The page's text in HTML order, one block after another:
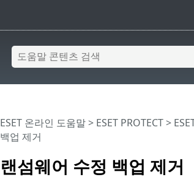
랜섬웨어 수정 백업 제거
ESET 온라인 도움말> ESET PROTECT>
백업 제거